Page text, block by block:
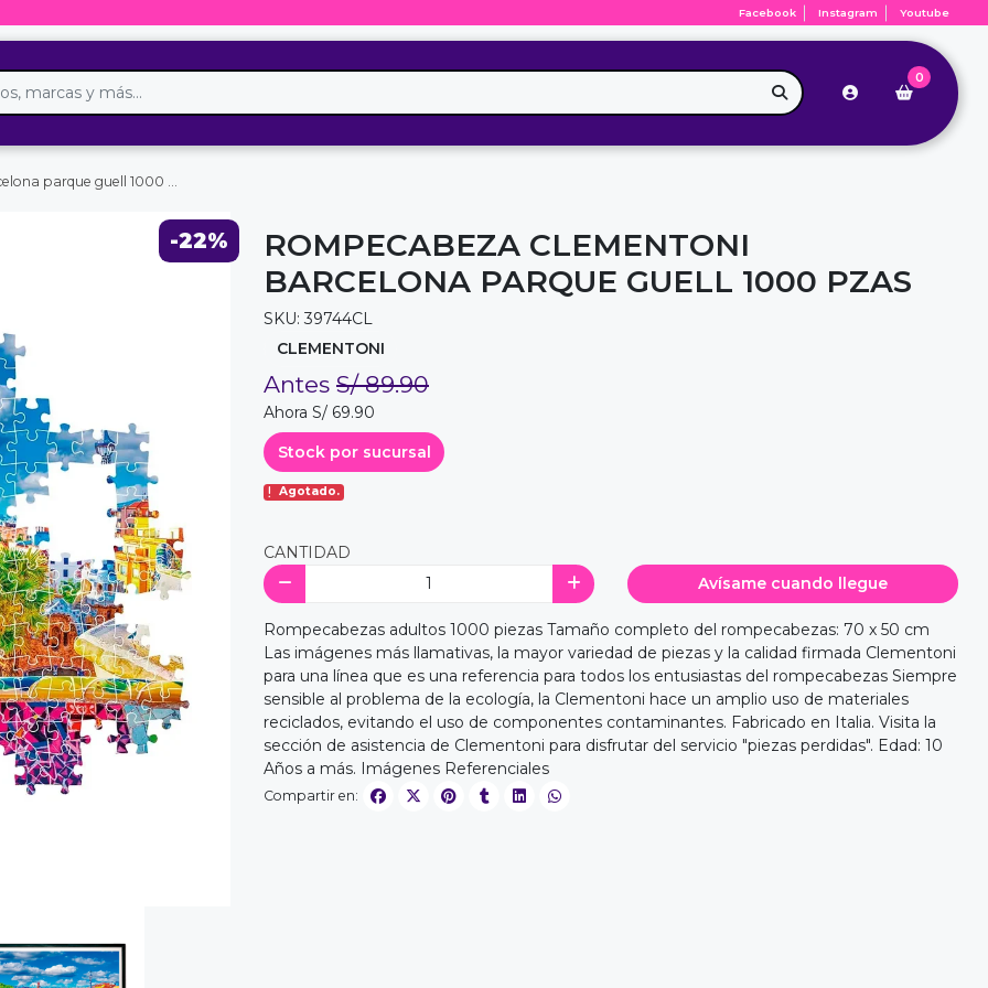
Facebook Instagram Youtube
0
parque guell 1000 pzas
-22%
ROMPECABEZA CLEMENTONI
BARCELONA PARQUE GUELL 1000 PZAS
SKU: 39744CL
CLEMENTONI
Antes S/ 89.90
Ahora S/ 69.90
Stock por sucursal
Agotado.
CANTIDAD
Avísame cuando llegue
Rompecabezas adultos 1000 piezas Tamaño completo del rompecabezas: 70 x 50 cm
Las imágenes más llamativas, la mayor variedad de piezas y la calidad firmada Clementoni
para una línea que es una referencia para todos los entusiastas del rompecabezas Siempre
sensible al problema de la ecología, la Clementoni hace un amplio uso de materiales
reciclados, evitando el uso de componentes contaminantes. Fabricado en Italia. Visita la
sección de asistencia de Clementoni para disfrutar del servicio "piezas perdidas". Edad: 10
Años a más. Imágenes Referenciales
Compartir en: